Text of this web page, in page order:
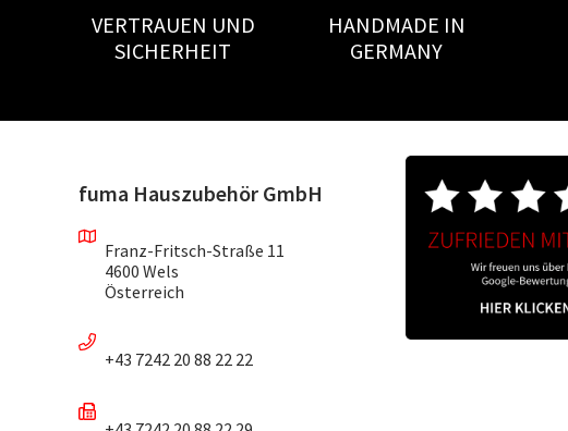
VERTRAUEN UND
SICHERHEIT
HANDMADE IN
GERMANY
fuma Hauszubehör GmbH
Franz-Fritsch-Straße 11
4600 Wels
Österreich
+43 7242 20 88 22 22